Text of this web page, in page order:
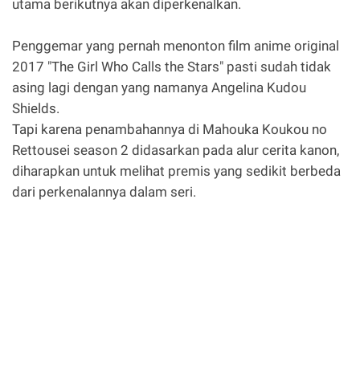
utama berikutnya akan diperkenalkan.
Penggemar yang pernah menonton film anime original
2017 "The Girl Who Calls the Stars" pasti sudah tidak
asing lagi dengan yang namanya Angelina Kudou
Shields.
Tapi karena penambahannya di Mahouka Koukou no
Rettousei season 2 didasarkan pada alur cerita kanon,
diharapkan untuk melihat premis yang sedikit berbeda
dari perkenalannya dalam seri.